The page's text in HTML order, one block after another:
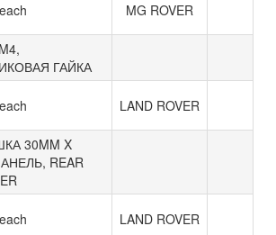
MG ROVER
ГАЙКА
LAND ROVER
30MM X
REAR
LAND ROVER